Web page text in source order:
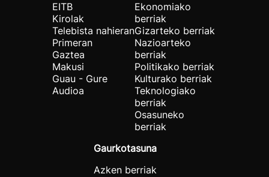
EITB
Kirolak
Telebista nahieran
Primeran
Gaztea
Makusi
Guau - Gure
Audioa
Ekonomiako
berriak
Gizarteko berriak
Nazioarteko
berriak
Politikako berriak
Kulturako berriak
Teknologiako
berriak
Osasuneko
berriak
Gaurkotasuna
Azken berriak